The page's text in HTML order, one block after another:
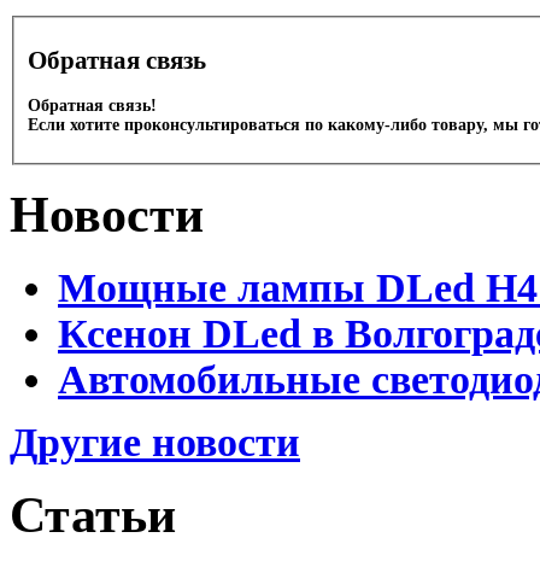
Обратная связь
Обратная связь!
Если хотите проконсультироваться по какому-либо товару, мы
Новости
Мощные лампы DLed H4
Ксенон DLed в
Автомобильные
Другие новости
Статьи